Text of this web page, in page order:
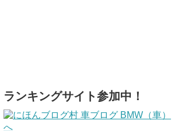
ランキングサイト参加中！